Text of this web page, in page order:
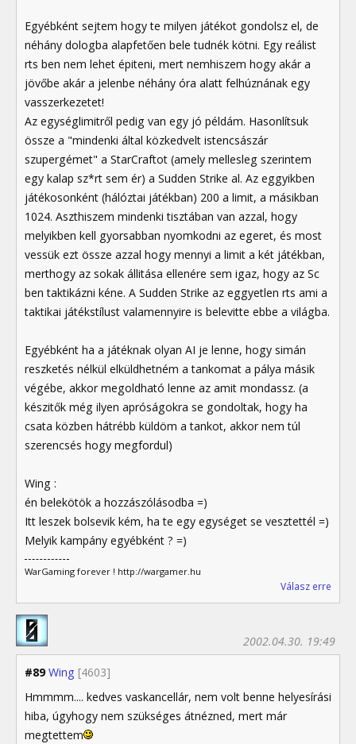
Egyébként sejtem hogy te milyen játékot gondolsz el, de
néhány dologba alapfetően bele tudnék kötni. Egy reálist
rts ben nem lehet épiteni, mert nemhiszem hogy akár a
jövőbe akár a jelenbe néhány óra alatt felhúznának egy
vasszerkezetet!
Az egységlimitről pedig van egy jó példám. Hasonlítsuk
össze a "mindenki által közkedvelt istencsászár
szupergémet" a StarCraftot (amely mellesleg szerintem
egy kalap sz*rt sem ér) a Sudden Strike al. Az eggyikben
játékosonként (hálóztai játékban) 200 a limit, a másikban
1024. Aszthiszem mindenki tisztában van azzal, hogy
melyikben kell gyorsabban nyomkodni az egeret, és most
vessük ezt össze azzal hogy mennyi a limit a két játékban,
merthogy az sokak állitása ellenére sem igaz, hogy az Sc
ben taktikázni kéne. A Sudden Strike az eggyetlen rts ami a
taktikai játékstílust valamennyire is belevitte ebbe a világba.
Egyébként ha a játéknak olyan AI je lenne, hogy simán
reszketés nélkül elküldhetném a tankomat a pálya másik
végébe, akkor megoldható lenne az amit mondassz. (a
készitők még ilyen apróságokra se gondoltak, hogy ha
csata közben hátrébb küldöm a tankot, akkor nem túl
szerencsés hogy megfordul)
Wing :
én belekötök a hozzászólásodba =)
Itt leszek bolsevik kém, ha te egy egységet se vesztettél =)
Melyik kampány egyébként ? =)
WarGaming forever ! http://wargamer.hu
Válasz erre
#89 Wing [4603]
2002.04.30. 19:49
Hmmmm.... kedves vaskancellár, nem volt benne helyesírási
hiba, úgyhogy nem szükséges átnézned, mert már
megtettem